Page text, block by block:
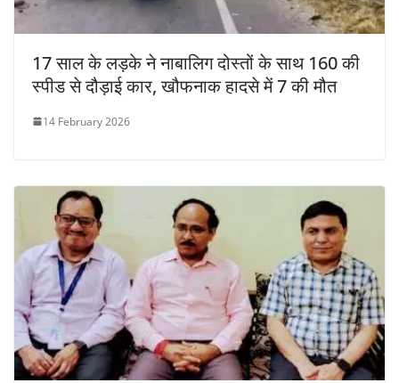
17 साल के लड़के ने नाबालिग दोस्तों के साथ 160 की
स्पीड से दौड़ाई कार, खौफनाक हादसे में 7 की मौत
14 February 2026